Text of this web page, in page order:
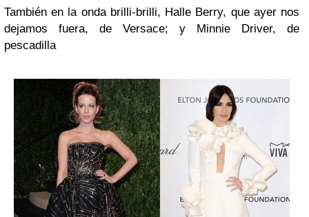
También en la onda brilli-brilli, Halle Berry, que ayer nos
dejamos fuera, de Versace; y Minnie Driver, de
pescadilla